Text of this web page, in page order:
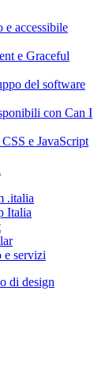
e accessibile
e Graceful
del software
con Can I
e JavaScript
.italia
Italia
e servizi
di design